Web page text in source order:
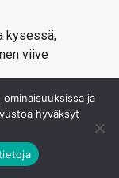
kysessä,
viive
ja
hyväksyt